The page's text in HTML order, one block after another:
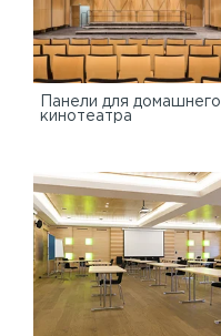
Панели для домашнего
кинотеатра